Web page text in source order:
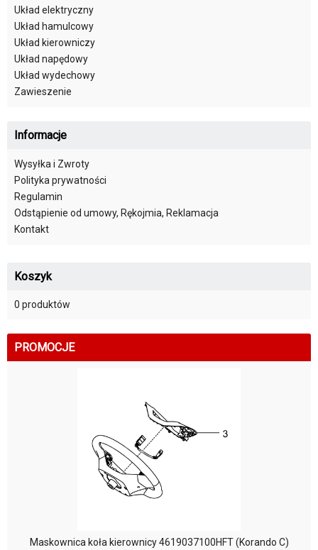
Układ elektryczny
Układ hamulcowy
Układ kierowniczy
Układ napędowy
Układ wydechowy
Zawieszenie
Informacje
Wysyłka i Zwroty
Polityka prywatności
Regulamin
Odstąpienie od umowy, Rękojmia, Reklamacja
Kontakt
Koszyk
0 produktów
PROMOCJE
Maskownica koła kierownicy 4619037100HFT (Korando C)